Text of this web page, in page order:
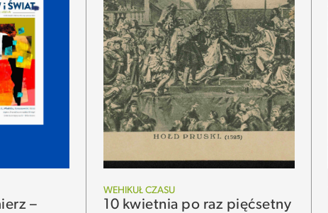
–
WEHIKUŁ CZASU
10 kwietnia po raz pięćsetny